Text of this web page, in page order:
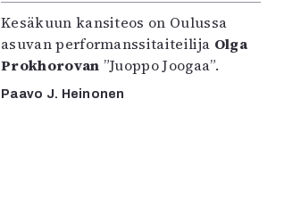
Kesäkuun kansiteos on Oulussa
asuvan performanssitaiteilija Olga
Prokhorovan ”Juoppo Joogaa”.
Paavo J. Heinonen